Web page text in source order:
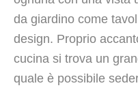
da giardino come
design. Proprio
cucina si trova un
quale è possibile